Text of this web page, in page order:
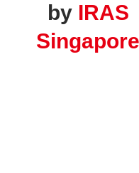
by IRAS
Singapore